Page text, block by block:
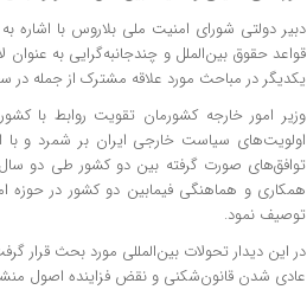
دبیر دولتی شورای امنیت ملی بلاروس با
قواعد حقوق بین‌الملل و چندجانبه‌گرایی به
یکدیگر در مباحث مورد علاقه مشترک از جمله در
وزیر امور خارجه کشورمان تقویت روابط با
اولویت‌های سیاست خارجی ایران بر شمرد و با
توافق‌های صورت گرفته بین دو کشور طی دو سال
همکاری و هماهنگی فیمابین دو کشور در حوزه
توصیف نمود.
در این دیدار تحولات بین‌المللی مورد بحث قرار
عادی شدن قانون‌شکنی و نقض فزاینده اصول